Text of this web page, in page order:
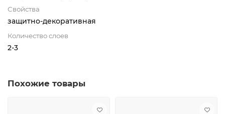
Свойства
защитно-декоративная
Количество слоев
2-3
Похожие товары